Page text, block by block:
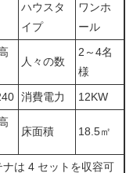
ハウスタ
イプ
ワンホ
ール
人々の数
2～4名
様
消費電力
12KW
床面積 18.5㎡
は 4 セットを収容可